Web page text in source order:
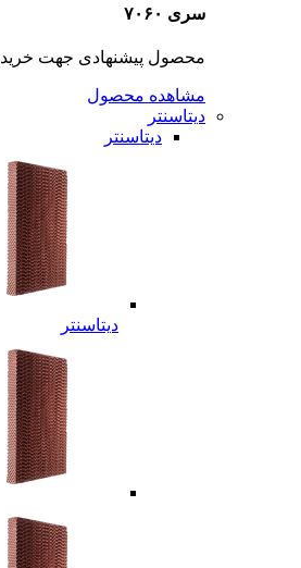
سری ۷۰۶۰
محصول پیشنهادی جهت خرید
مشاهده محصول
دیتاسنتر
دیتاسنتر
دیتاسنتر